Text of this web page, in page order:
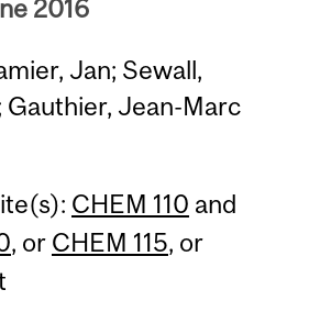
2016
Jan; Sewall,
Gauthier, Jean-Marc
CHEM 110 and
, or CHEM 115, or